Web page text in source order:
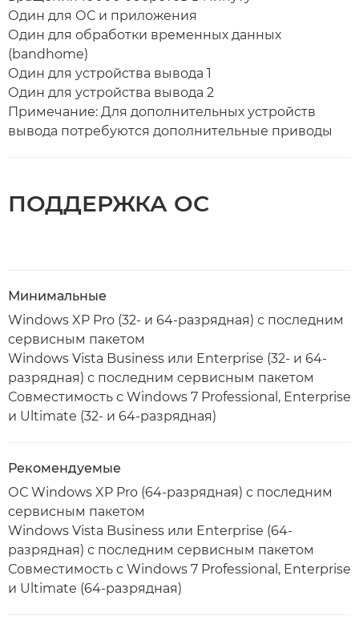
Один для ОС и приложения
Один для обработки временных данных
(bandhome)
Один для устройства вывода 1
Один для устройства вывода 2
Примечание: Для дополнительных устройств
вывода потребуются дополнительные приводы
ПОДДЕРЖКА ОС
Минимальные
Windows XP Pro (32- и 64-разрядная) с последним
сервисным пакетом
Windows Vista Business или Enterprise (32- и 64-
разрядная) с последним сервисным пакетом
Совместимость с Windows 7 Professional, Enterprise
и Ultimate (32- и 64-разрядная)
Рекомендуемые
ОС Windows XP Pro (64-разрядная) с последним
сервисным пакетом
Windows Vista Business или Enterprise (64-
разрядная) с последним сервисным пакетом
Совместимость с Windows 7 Professional, Enterprise
и Ultimate (64-разрядная)